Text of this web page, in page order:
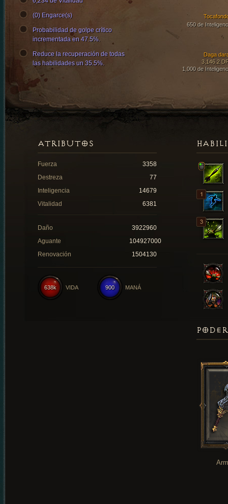
650 de
Daga
3,146.2
1,000 de
(0) Engarce(s)
Probabilidad de golpe crítico
incrementada en 47.5%.
Reduce la recuperación de todas
las habilidades un 35.5%.
ATRIBUTOS
Fuerza
3358
Destreza
77
Inteligencia
14679
Vitalidad
6381
Daño
3922960
Aguante
104927000
Renovación
1504130
900 MANÁ
638k VIDA